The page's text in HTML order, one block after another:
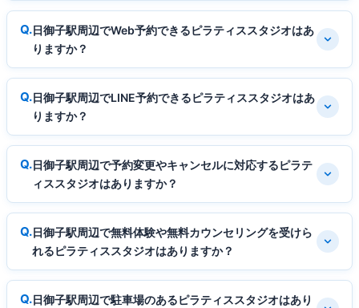
日御子駅周辺でWeb予約できるピラティススタジオはあ
りますか？
日御子駅周辺でLINE予約できるピラティススタジオはあ
りますか？
日御子駅周辺で予約変更やキャンセルに対応するピラテ
ィススタジオはありますか？
日御子駅周辺で無料体験や無料カウンセリングを受けら
れるピラティススタジオはありますか？
日御子駅周辺で駐車場のあるピラティススタジオはあり